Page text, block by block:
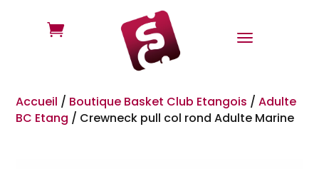

Accueil / Boutique Basket Club Etangois /Adulte
BC Etang / Crewneck pull col rond Adulte Marine